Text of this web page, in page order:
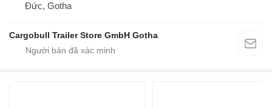
Đức, Gotha
Cargobull Trailer Store GmbH Gotha